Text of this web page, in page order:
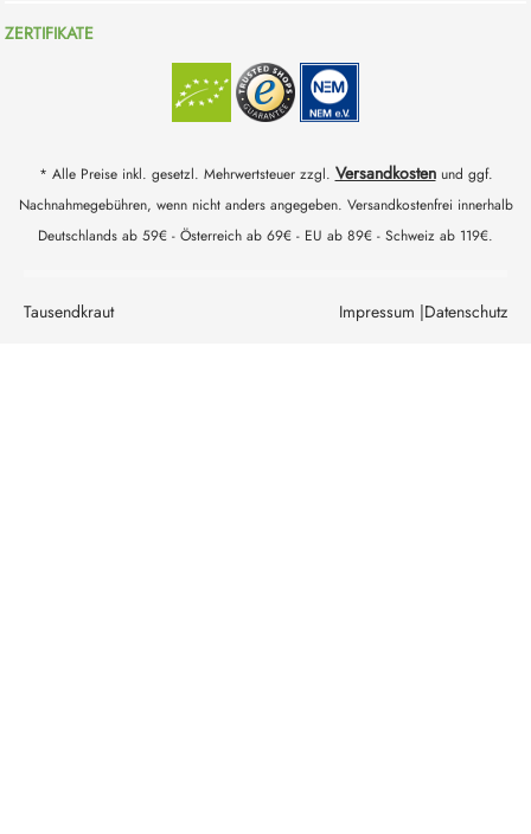
ZERTIFIKATE
* Alle Preise inkl. gesetzl. Mehrwertsteuer zzgl. Versandkostenund ggf.
Nachnahmegebühren, wenn nicht anders angegeben. Versandkostenfrei innerhalb
Deutschlands ab 59€ - Österreich ab 69€ - EU ab 89€ - Schweiz ab 119€.
Tausendkraut Datenschutz
Impressum |